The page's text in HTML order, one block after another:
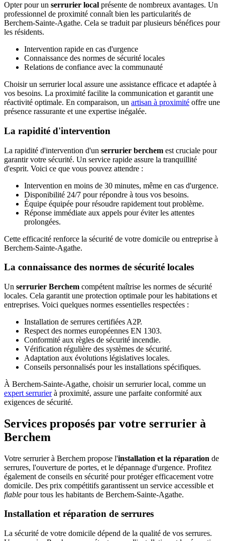
Opter pour un serrurier local présente de nombreux avantages. Un
professionnel de proximité connaît bien les particularités de
Berchem-Sainte-Agathe. Cela se traduit par plusieurs bénéfices pour
les résidents.
Intervention rapide en cas d'urgence
Connaissance des normes de sécurité locales
Relations de confiance avec la communauté
Choisir un serrurier local assure une assistance efficace et adaptée à
vos besoins. La proximité facilite la communication et garantit une
réactivité optimale. En comparaison, un artisan à proximité offre une
présence rassurante et une expertise inégalée.
La rapidité d'intervention
La rapidité d'intervention d'un serrurier berchem est cruciale pour
garantir votre sécurité. Un service rapide assure la tranquillité
d'esprit. Voici ce que vous pouvez attendre :
Intervention en moins de 30 minutes, même en cas d'urgence.
Disponibilité 24/7 pour répondre à tous vos besoins.
Équipe équipée pour résoudre rapidement tout problème.
Réponse immédiate aux appels pour éviter les attentes
prolongées.
Cette efficacité renforce la sécurité de votre domicile ou entreprise à
Berchem-Sainte-Agathe.
La connaissance des normes de sécurité locales
Un serrurier Berchem compétent maîtrise les normes de sécurité
locales. Cela garantit une protection optimale pour les habitations et
entreprises. Voici quelques normes essentielles respectées :
Installation de serrures certifiées A2P.
Respect des normes européennes EN 1303.
Conformité aux règles de sécurité incendie.
Vérification régulière des systèmes de sécurité.
Adaptation aux évolutions législatives locales.
Conseils personnalisés pour les installations spécifiques.
À Berchem-Sainte-Agathe, choisir un serrurier local, comme un
expert serrurierà proximité, assure une parfaite conformité aux
exigences de sécurité.
Services proposés par votre serrurier à
Berchem
Votre serrurier à Berchem propose l'installation et la réparation de
serrures, l'ouverture de portes, et le dépannage d'urgence. Profitez
également de conseils en sécurité pour protéger efficacement votre
domicile. Des prix compétitifs garantissent un service accessible et
fiable pour tous les habitants de Berchem-Sainte-Agathe.
Installation et réparation de serrures
La sécurité de votre domicile dépend de la qualité de vos serrures.